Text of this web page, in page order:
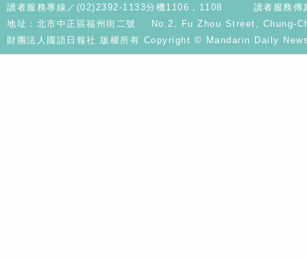
讀者服務專線／(02)2392-1133分機1106，1108
讀者服務
地址：北市中正區福州街二號 No.2, Fu Zhou Street, Chung-
財團法人國語日報社 版權所有 Copyright © Mandarin Daily